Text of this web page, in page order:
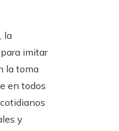
la
imitar
la toma
en todos
y